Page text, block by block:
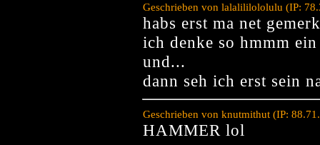
Geschrieben von lalalililololulu (IP:
habs erst ma net
ich denke so hmmm
und...
dann seh ich erst sein
Geschrieben von knutmithut (IP:
HAMMER lol